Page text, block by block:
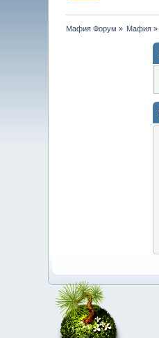
Мафия Форум » Мафия »